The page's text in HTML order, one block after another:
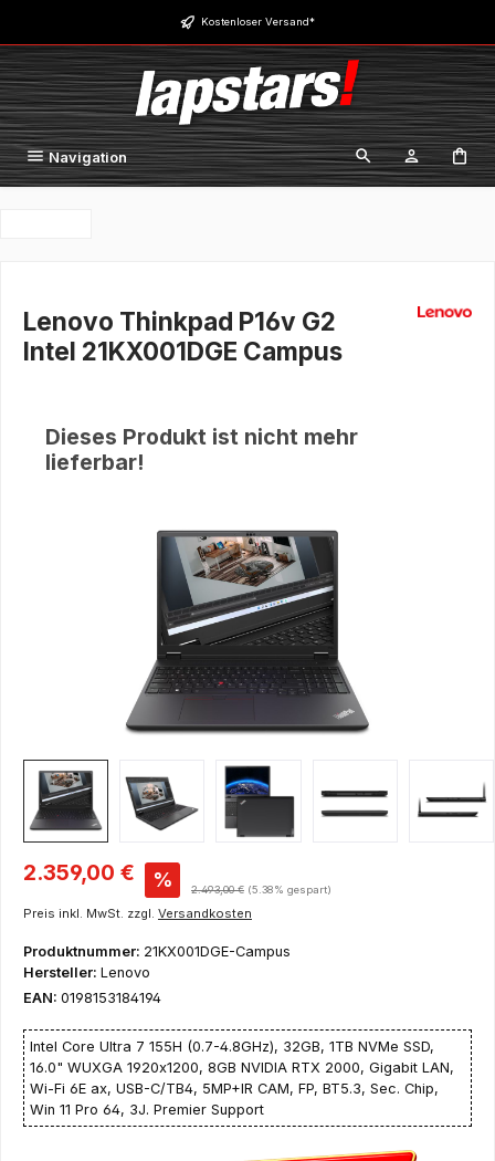
Zum Hauptinhalt springen Kostenloser Versand*
Navigation
Lenovo Thinkpad P16v G2
Intel 21KX001DGE Campus
Dieses Produkt ist nicht mehr
lieferbar!
Verkaufspreis:
2.359,00 € % Regulärer Preis:
2.493,00 € (5.38% gespart)
Preis inkl. MwSt. zzgl. Versandkosten
Produktnummer: 21KX001DGE-Campus
Hersteller: Lenovo
EAN: 0198153184194
Intel Core Ultra 7 155H (0.7-4.8GHz), 32GB, 1TB NVMe SSD,
16.0" WUXGA 1920x1200, 8GB NVIDIA RTX 2000, Gigabit LAN,
Wi-Fi 6E ax, USB-C/TB4, 5MP+IR CAM, FP, BT5.3, Sec. Chip,
Win 11 Pro 64, 3J. Premier Support